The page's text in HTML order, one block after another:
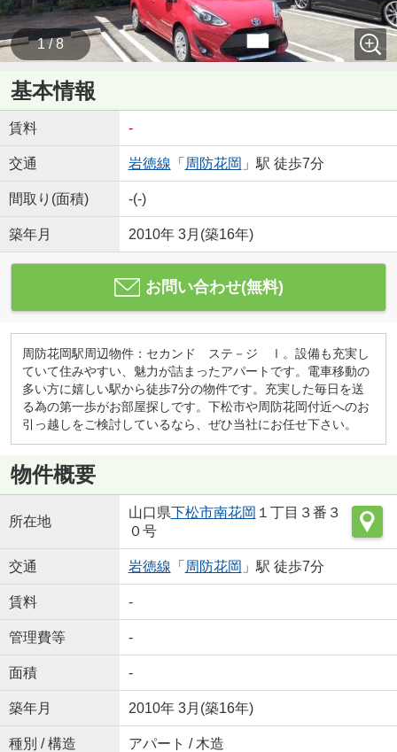
1 / 8
基本情報
賃料 -
交通 岩徳線 「 周防花岡 」駅 徒歩7分
間取り(面積) -(-)
築年月 2010年 3月(築16年)
お問い合わせ(無料)
周防花岡駅周辺物件：セカンド ステ－ジ Ⅰ。設備も充実し
ていて住みやすい、魅力が詰まったアパートです。電車移動の
多い方に嬉しい駅から徒歩7分の物件です。充実した毎日を送
る為の第一歩がお部屋探しです。下松市や周防花岡付近へのお
引っ越しをご検討しているなら、ぜひ当社にお任せ下さい。
物件概要
所在地
山口県下松市南花岡 １丁目３番３
０号
交通 岩徳線 「 周防花岡 」駅 徒歩7分
賃料 -
管理費等 -
面積 -
築年月 2010年 3月(築16年)
種別 / 構造 アパート / 木造